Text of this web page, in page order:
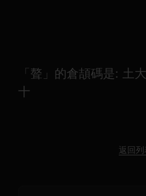
「聱」的倉頡碼是: 土
十
返回列